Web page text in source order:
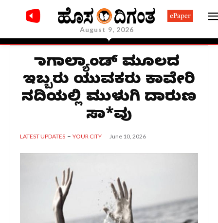
August 9, 2026
ePaper
ನಾಗಾಲ್ಯಾಂಡ್ ಮೂಲದ
ಇಬ್ಬರು ಯುವಕರು ಕಾವೇರಿ
ನದಿಯಲ್ಲಿ ಮುಳುಗಿ ದಾರುಣ
ಸಾ*ವು
LATEST UPDATES YOUR CITY June 10, 2026